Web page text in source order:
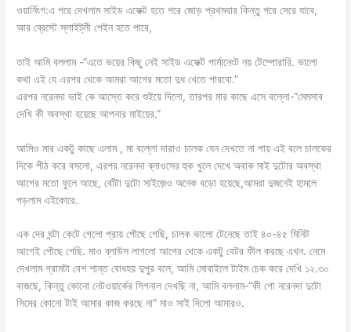
ওয়ার্নিংগ:এ পরে দেখলাম সাইড এফেক্ট হতে পরে জোড় প্রথমবার কিন্তু পরে সেরে যাবে,
আর ব্রেস্টে স্লাইট্লী পেইন হতে পারে,
তাই আমি বললাম -“এতে ভয়ের কিছু নেই সাইড এফেক্ট পার্মানেংট নয় টেম্পোরারি. ভালো
কথা এই যে এরপর থেকে আমরা আগের মতো দুধ খেতে পারবো.”
এরপর নরেনদা ভাই কে আস্তে করে শুইয়ে দিলো, তারপর মার কাছে এসে বল্লো-“মেমসাব
দেখি কী অবস্থা হয়েছে আপনার মাইয়ের.”
আমিও মার একটু কাছে এলাম , মা বল্লো দারাও চালক যেন দেখতে না পায় এই বলে চালকের
দিকে পীঠ করে বসলো, এরপর নরেনদা ব্লাওসের হুক খুলে দেখে অবাক মাই দুটোর অবস্থা
আগের মতো ফুলে আছে, বোঁটা দুটো সাইজ়েও অনেক বড়ো হয়েছে,আমরা দুজনেই হামলে
পড়লাম এইকোরে.
এক দের ঘন্টা কেটে গেলো প্রায় পৌছে গেছি, চালক ভালো টেনেছে তাই ৪০-৪৫ মিনিট
আগেই পৌছে গেছি. মাও ব্লাউস লাগলো আগের থেকে একটু বেটর ফীল করছে এখন. নেমে
দেখলাম গ্রামটা বেশ শান্ত বোধহয় দুপুর বলে, আমি মোবাইলে টাইম চেক করে দেখি ১২.৩০
বাজছে, কিন্তু কোনো নেটওয়ার্কের সিগনাল দেখছি না, আমি বললাম-“কী গো নরেনদা দুটো
সিমের কোনো টাই আমার কাজ করছে না” মাও সাই দিলো আমারও.